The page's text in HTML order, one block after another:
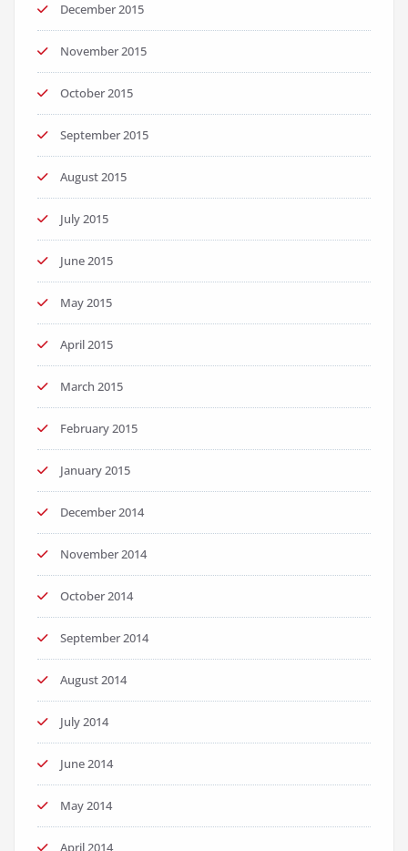
December 2015
November 2015
October 2015
September 2015
August 2015
July 2015
June 2015
May 2015
April 2015
March 2015
February 2015
January 2015
December 2014
November 2014
October 2014
September 2014
August 2014
July 2014
June 2014
May 2014
April 2014